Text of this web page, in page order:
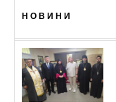
НОВИНИ